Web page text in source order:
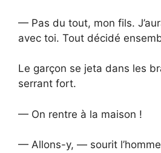
— Pas du tout, mon fils.
avec toi. Tout décidé
Le garçon se jeta dans les
serrant fort.
— On rentre à la maison !
— Allons-y, — sourit